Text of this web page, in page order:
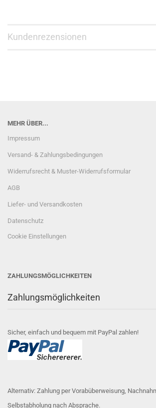
Kundenrezensionen
MEHR ÜBER...
Impressum
Versand- & Zahlungsbedingungen
Widerrufsrecht & Muster-Widerrufsformular
AGB
Liefer- und Versandkosten
Datenschutz
Cookie Einstellungen
ZAHLUNGSMÖGLICHKEITEN
Zahlungsmöglichkeiten
Sicher, einfach und bequem mit PayPal zahlen!
Alternativ: Zahlung per Vorabüberweisung,
Selbstabholung nach Absprache.